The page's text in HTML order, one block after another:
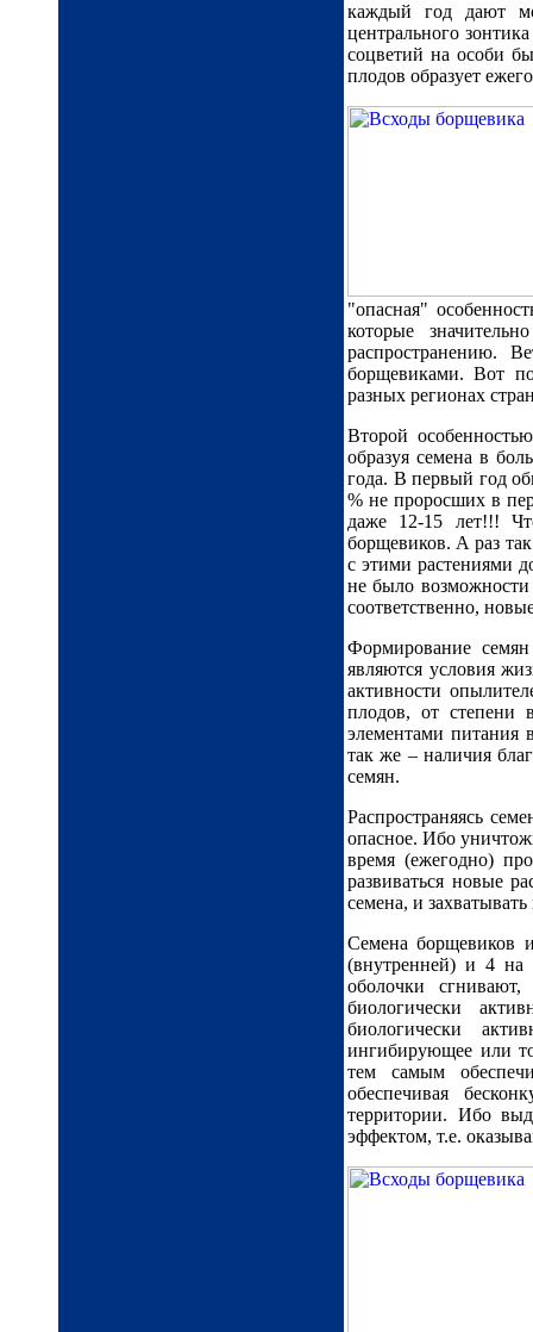
каждый год дают
центрального
соцветий на особи
плодов образует
"опасная"
которые
распространению.
борщевиками. Вот
разных регионах
Второй
образуя семена в
года. В первый год
% не проросших в
даже 12-15 лет!!!
борщевиков. А раз
с этими растениями
не было
соответственно,
Формирование
являются условия
активности
плодов, от степени
элементами питания
так же – наличия
семян.
Распространяясь
опасное. Ибо
время (ежегодно)
развиваться новые
семена, и
Семена борщевиков
(внутренней) и 4 на
оболочки
биологически
биологически
ингибирующее или
тем самым
обеспечивая
территории. Ибо
эффектом, т.е.